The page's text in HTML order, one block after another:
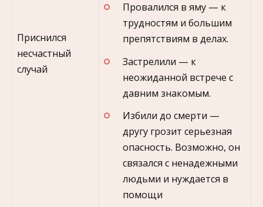
Приснился
несчастный
случай
Провалился в яму — к
трудностям и большим
препятствиям в делах.
Застрелили — к
неожиданной встрече с
давним знакомым.
Избили до смерти —
другу грозит серьезная
опасность. Возможно, он
связался с ненадежными
людьми и нуждается в
помощи